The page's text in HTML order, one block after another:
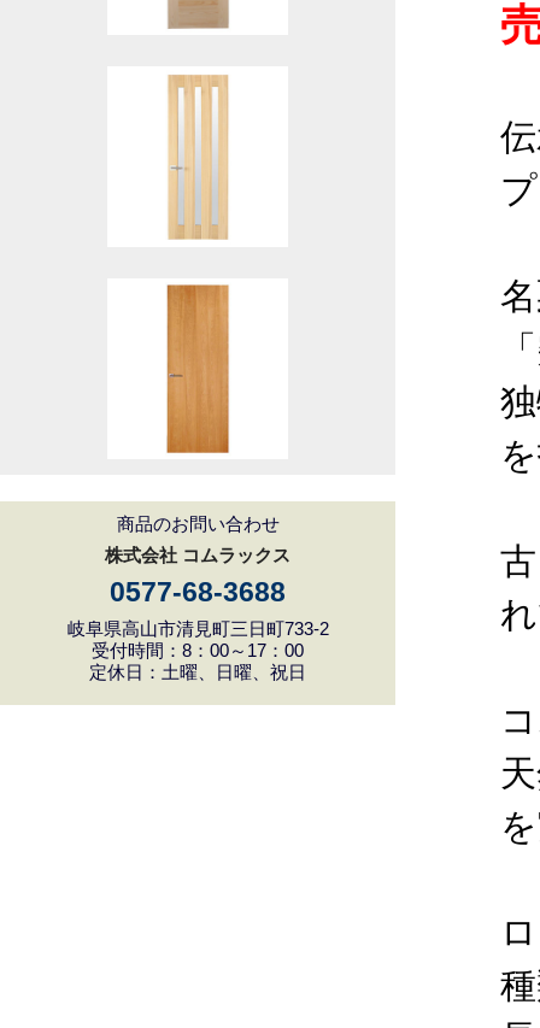
商品のお問い合わせ
株式会社 コムラックス
0577-68-3688
岐阜県高山市清見町三日町733-2
受付時間：8：00～17：00
定休日：土曜、日曜、祝日